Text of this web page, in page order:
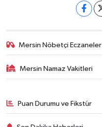
Mersin Nöbetçi Eczaneler
Mersin Namaz Vakitleri
Puan Durumu ve Fikstür